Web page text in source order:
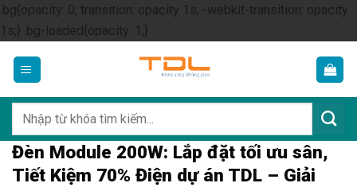
.bg{opacity: 0; transition: opacity 1s; -webkit-transition: opacity
1s;} .bg-loaded{opacity: 1;}Skip
content
kiếm:
Đèn Module 200W: Lắp đặt tối ưu sân,
Tiết Kiệm 70% Điện dự án TDL – Giải